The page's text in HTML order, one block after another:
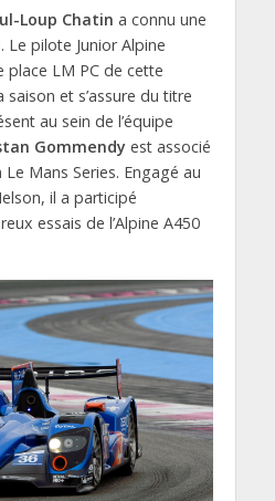
Loup Chatin a connu une
pilote Junior Alpine
place LM PC de cette
et s’assure du titre
au sein de l’équipe
Gommendyest associé
Mans Series. Engagé au
il a participé
essais de l’Alpine A450